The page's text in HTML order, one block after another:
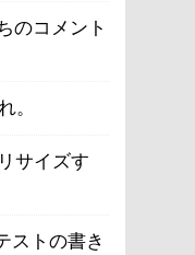
のコメント
。
サイズす
ストの書き